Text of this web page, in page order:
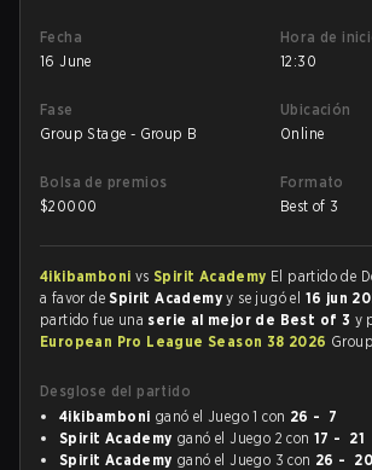
Fecha
16 June
Hora de
12:30
Fase
Group Stage - Group B
Ubicación
Online
Bolsa de premios
$20000
Formato
Best of 3
4ikibamboni vs Spirit Academy El partido de
a favor deSpirit Academyy se jugó el 16 jun
partido fue una serie al mejor de Best of 3 y
European Pro League Season 38 2026
Desglose del partido
4ikibamboni ganó el Juego 1 con 26 - 7
Spirit Academy ganó el Juego 2 con17 - 21
Spirit Academy ganó el Juego 3 con 26 - 20